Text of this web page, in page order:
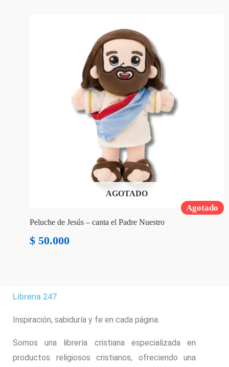
Agotado
AGOTADO
Peluche de Jesús – canta el Padre Nuestro
$ 50.000
Libreria 247
Inspiración, sabiduría y fe en cada página.
Somos una librería cristiana especializada en
productos religiosos cristianos, ofreciendo una